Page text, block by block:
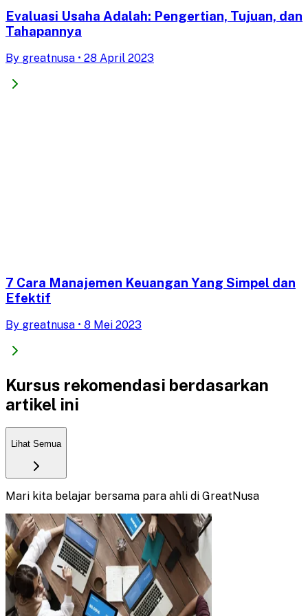
Evaluasi Usaha Adalah: Pengertian, Tujuan, dan
Tahapannya
By greatnusa • 28 April 2023
7 Cara Manajemen Keuangan Yang Simpel dan
Efektif
By greatnusa • 8 Mei 2023
Kursus rekomendasi berdasarkan
artikel ini
Lihat Semua
Mari kita belajar bersama para ahli di GreatNusa